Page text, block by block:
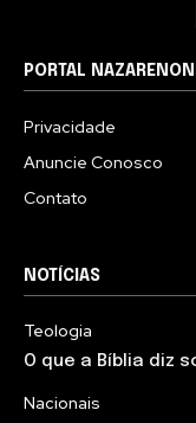
PORTAL
Privacidade
Anuncie Conosco
Contato
NOTÍCIAS
Teologia
O que a Bíblia diz
Nacionais